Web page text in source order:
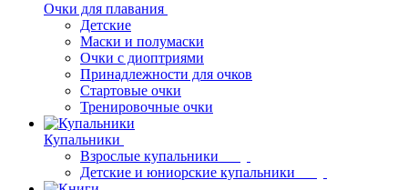
Очки для плавания
Детские
Маски и полумаски
Очки с диоптриями
Принадлежности для очков
Стартовые очки
Тренировочные очки
Купальники
Взрослые купальники
Детские и юниорские купальники